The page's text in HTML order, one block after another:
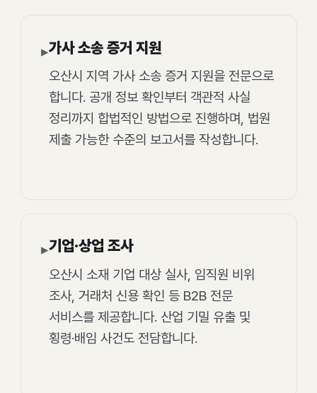
▸가사 소송 증거 지원
오산시 지역 가사 소송 증거 지원을 전문으로
합니다. 공개 정보 확인부터 객관적 사실
정리까지 합법적인 방법으로 진행하며, 법원
제출 가능한 수준의 보고서를 작성합니다.
▸기업·상업 조사
오산시 소재 기업 대상 실사, 임직원 비위
조사, 거래처 신용 확인 등 B2B 전문
서비스를 제공합니다. 산업 기밀 유출 및
횡령·배임 사건도 전담합니다.